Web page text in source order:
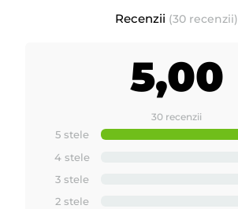
Recenzii (30 recenzii)
5,00
30 recenzii
5 stele
4 stele
3 stele
2 stele